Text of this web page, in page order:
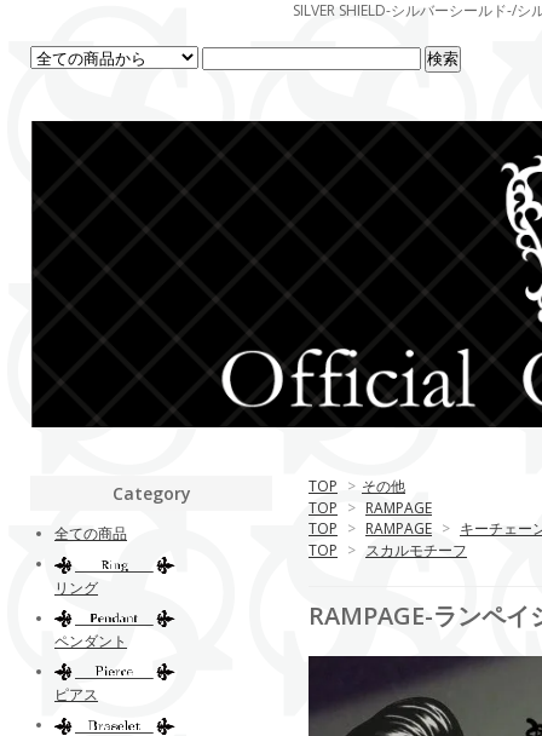
SILVER SHIELD-シルバーシールド-/
TOP > その他
TOP > RAMPAGE
TOP > RAMPAGE > キーチェー
TOP > スカルモチーフ
RAMPAGE-ランペ
Category
全ての商品
リング
ペンダント
ピアス